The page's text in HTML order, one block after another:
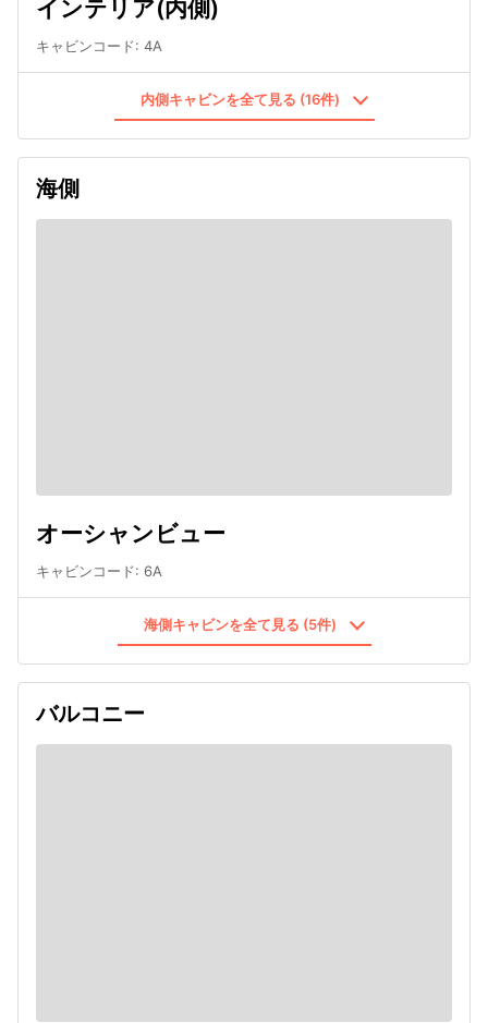
インテリア(内側)
キャビンコード: 4A
内側キャビンを全て見る (16件)
海側
オーシャンビュー
キャビンコード: 6A
海側キャビンを全て見る (5件)
バルコニー